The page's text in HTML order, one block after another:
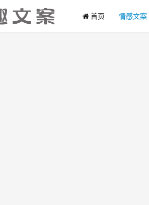
首页 情感文案